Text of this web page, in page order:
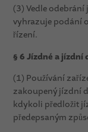
(3) Vedle
vyhrazuje podání
řízení.
§ 6 Jízdné a jízdní
(1) Používání
zakoupený jízdní
kdykoli předložit
předepsaným